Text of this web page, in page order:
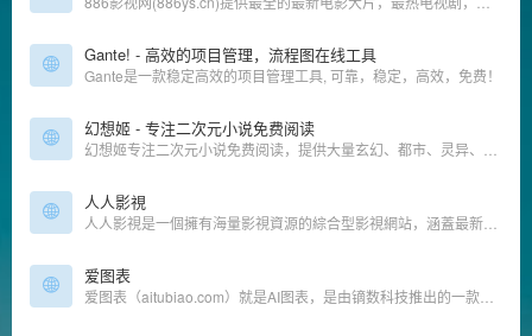
Gante! - 高效的项目管理，流程图在线工具
Gante是一款稳定高效的项目管理工具, 可靠，稳定，高效，免费！
幻想姬 - 专注二次元小说免费阅读
人人影視
爱图表